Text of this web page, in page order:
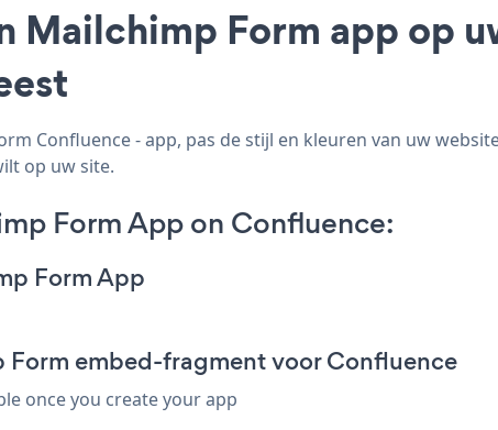
Mailchimp Form app op
Confluence - app, pas de stijl en kleuren van uw
op uw site.
Form App on Confluence:
Form App
Form embed-fragment voor Confluence
once you create your app